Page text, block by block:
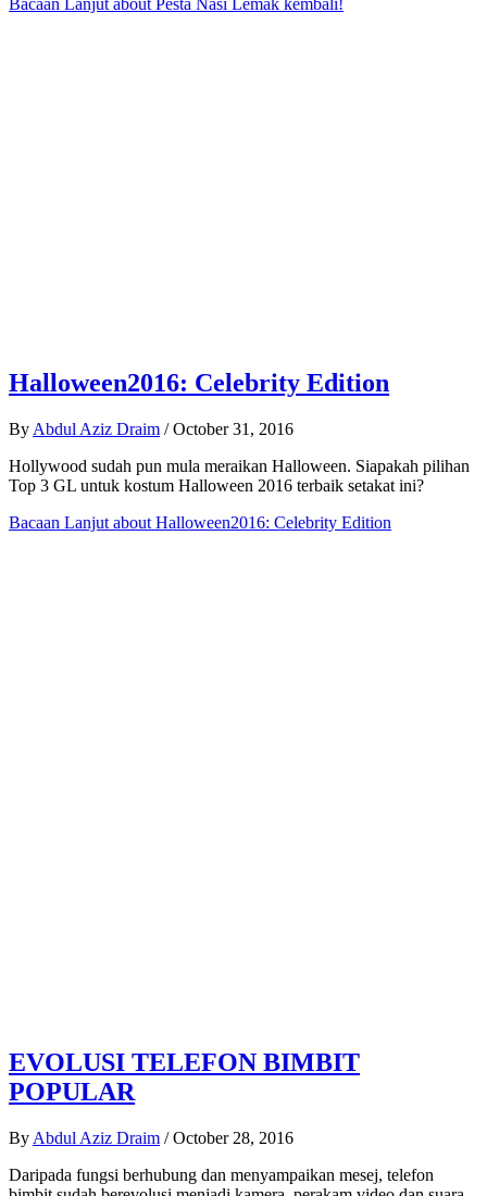
Bacaan Lanjut about Pesta Nasi Lemak kembali!
Halloween2016: Celebrity Edition
By Abdul Aziz Draim / October 31, 2016
Hollywood sudah pun mula meraikan Halloween. Siapakah pilihan
Top 3 GL untuk kostum Halloween 2016 terbaik setakat ini?
Bacaan Lanjut about Halloween2016: Celebrity Edition
EVOLUSI TELEFON BIMBIT
POPULAR
By Abdul Aziz Draim / October 28, 2016
Daripada fungsi berhubung dan menyampaikan mesej, telefon